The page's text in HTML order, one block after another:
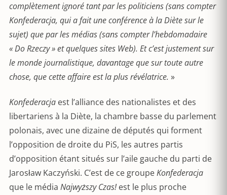
complètement ignoré tant par les politiciens (sans compter
Konfederacja, qui a fait une conférence à la Diète sur le
sujet) que par les médias (sans compter l’hebdomadaire
« Do Rzeczy » et quelques sites Web). Et c’est justement sur
le monde journalistique, davantage que sur toute autre
chose, que cette affaire est la plus révélatrice. »
Konfederacja est l’alliance des nationalistes et des
libertariens à la Diète, la chambre basse du parlement
polonais, avec une dizaine de députés qui forment
l’opposition de droite du PiS, les autres partis
d’opposition étant situés sur l’aile gauche du parti de
Jarosław Kaczyński. C’est de ce groupeKonfederacja
que le média Najwyższy Czas!est le plus proche